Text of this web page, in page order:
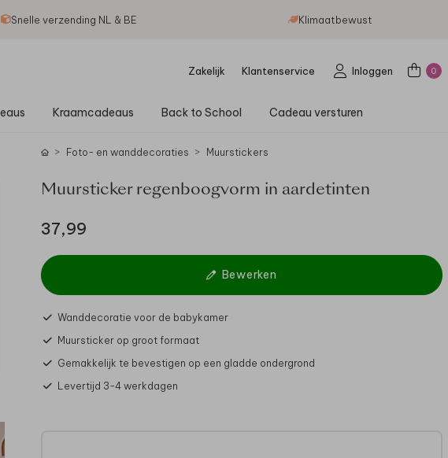
Snelle verzending NL & BE Klimaatbewust
Zakelijk Klantenservice Inloggen 0
Kraamcadeaus Back to School Cadeau versturen
Foto- en wanddecoraties Muurstickers
Muursticker regenboogvorm in aardetinten
37,99
Bewerken
Wanddecoratie voor de babykamer
Muursticker op groot formaat
Gemakkelijk te bevestigen op een gladde ondergrond
Levertijd 3-4 werkdagen